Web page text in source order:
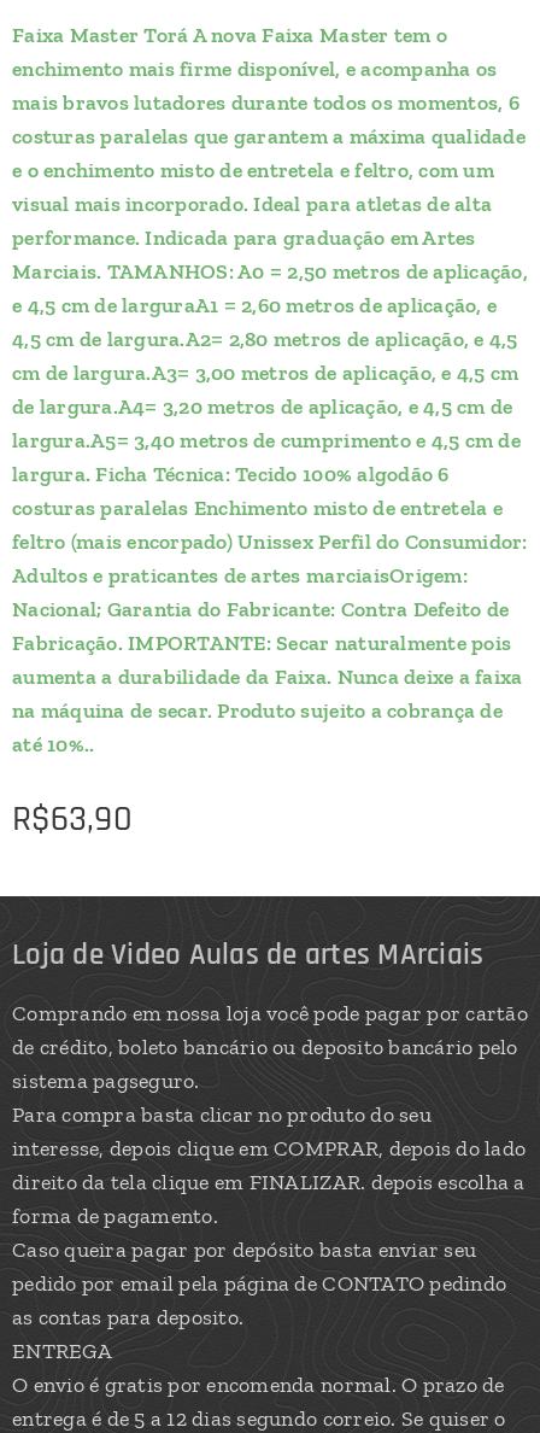
Faixa Master Torá A nova Faixa Master tem o
enchimento mais firme disponível, e acompanha os
mais bravos lutadores durante todos os momentos, 6
costuras paralelas que garantem a máxima qualidade
e o enchimento misto de entretela e feltro, com um
visual mais incorporado. Ideal para atletas de alta
performance. Indicada para graduação em Artes
Marciais. TAMANHOS: A0 = 2,50 metros de aplicação,
e 4,5 cm de larguraA1 = 2,60 metros de aplicação, e
4,5 cm de largura.A2= 2,80 metros de aplicação, e 4,5
cm de largura.A3= 3,00 metros de aplicação, e 4,5 cm
de largura.A4= 3,20 metros de aplicação, e 4,5 cm de
largura.A5= 3,40 metros de cumprimento e 4,5 cm de
largura. Ficha Técnica: Tecido 100% algodão 6
costuras paralelas Enchimento misto de entretela e
feltro (mais encorpado) Unissex Perfil do Consumidor:
Adultos e praticantes de artes marciaisOrigem:
Nacional; Garantia do Fabricante: Contra Defeito de
Fabricação. IMPORTANTE: Secar naturalmente pois
aumenta a durabilidade da Faixa. Nunca deixe a faixa
na máquina de secar. Produto sujeito a cobrança de
até 10%..
R$63,90
Loja de Video Aulas de artes MArciais
Comprando em nossa loja você pode pagar por cartão
de crédito, boleto bancário ou deposito bancário pelo
sistema pagseguro.
Para compra basta clicar no produto do seu
interesse, depois clique em COMPRAR, depois do lado
direito da tela clique em FINALIZAR. depois escolha a
forma de pagamento.
Caso queira pagar por depósito basta enviar seu
pedido por email pela página de CONTATO pedindo
as contas para deposito.
ENTREGA
O envio é gratis por encomenda normal. O prazo de
entrega é de 5 a 12 dias segundo correio. Se quiser o